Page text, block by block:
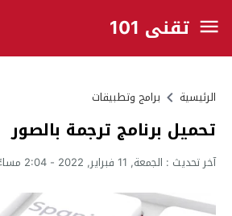
تقني 101
الرئيسية برامج وتطبيقات
تحميل برنامج ترجمة بالصور
آخر تحديث : الجمعة, 11 فبراير, 2022 - 2:04 مساءً